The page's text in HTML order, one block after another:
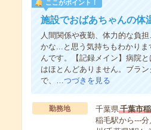
ここがポイント！
施設でおばあちゃんの体
人間関係や夜勤、体力的な負
かな...と思う気持ちもわかり
んです。【記録メイン】病院
はほとんどありません。ブラ
で、…つづきを見る
勤務地 千葉県千葉市
稲毛駅から---